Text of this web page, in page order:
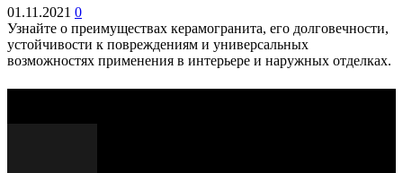
01.11.2021 0
Узнайте о преимуществах керамогранита, его долговечности,
устойчивости к повреждениям и универсальных
возможностях применения в интерьере и наружных отделках.